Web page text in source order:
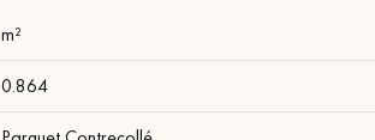
m²
0.864